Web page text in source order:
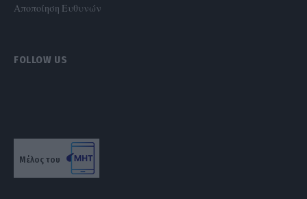
Αποποίηση Ευθυνών
FOLLOW US
Μέλος του